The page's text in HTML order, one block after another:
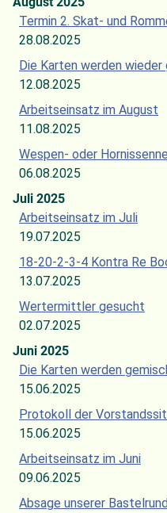
Termin 2. Skat- und
28.08.2025
Die Karten werden wieder
12.08.2025
Arbeitseinsatz im August
11.08.2025
Wespen- oder
06.08.2025
Juli 2025
Arbeitseinsatz im Juli
19.07.2025
18-20-2-3-4 Kontra Re
13.07.2025
Wertermittler gesucht
02.07.2025
Juni 2025
Die Karten werden
15.06.2025
Protokoll der
15.06.2025
Arbeitseinsatz im Juni
09.06.2025
Absage unserer